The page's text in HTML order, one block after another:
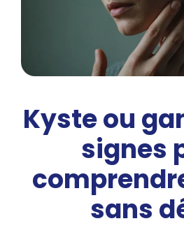
Kyste ou
signes
sans